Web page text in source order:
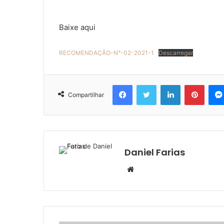
Baixe aqui
RECOMENDAÇÃO-N°-02-2021-1 Descarregar
Compartilhar
FacebookTwitter Linkedin
Daniel Farias
Website